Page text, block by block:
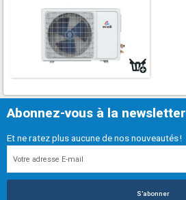
Abonnez-vous à la newsletter
Et ne ratez plus aucune de nos nouveautés !
S'abonner